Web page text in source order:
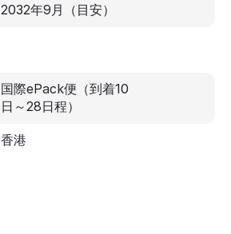
2032年9月 （目安）
国際ePack便（到着10
日～28日程）
香港